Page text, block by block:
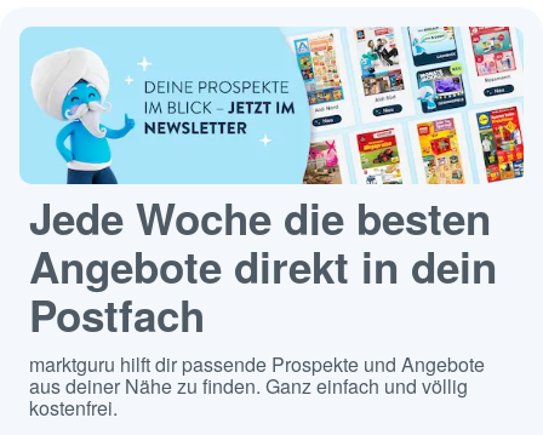
Jede Woche die besten
Angebote direkt in dein
Postfach
marktguru hilft dir passende Prospekte und Angebote
aus deiner Nähe zu finden. Ganz einfach und völlig
kostenfrei.